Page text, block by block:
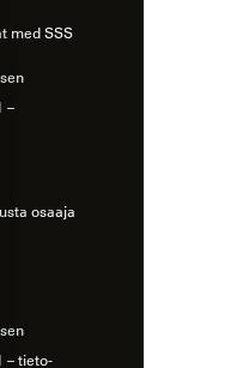
med SSS
–
osaaja
– tieto-